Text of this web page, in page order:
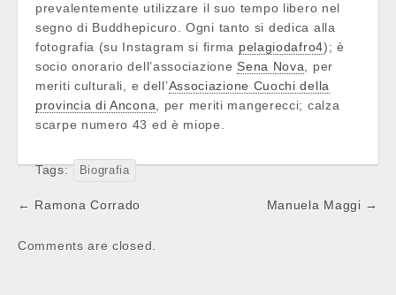
prevalentemente utilizzare il suo tempo libero nel
segno di Buddhepicuro. Ogni tanto si dedica alla
fotografia (su Instagram si firma pelagiodafro4); è
socio onorario dell’associazione Sena Nova , per
meriti culturali, e dell’Associazione Cuochi della
provincia di Ancona , per meriti mangerecci; calza
scarpe numero 43 ed è miope.
Tags: Biografia
Post
← Ramona Corrado Manuela Maggi →
Comments are closed.